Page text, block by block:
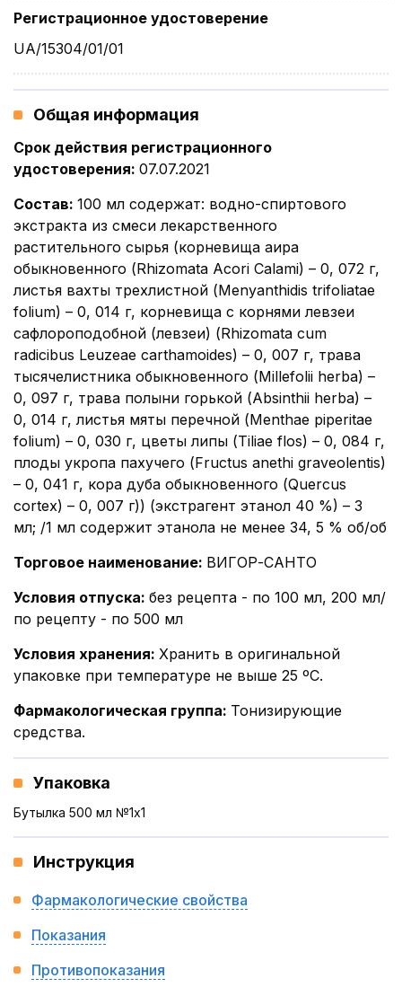
Регистрационное удостоверение
UA/15304/01/01
Общая информация
Срок действия регистрационного
удостоверения: 07.07.2021
Состав: 100 мл содержат: водно-спиртового
экстракта из смеси лекарственного
растительного сырья (корневища аира
обыкновенного (Rhizomata Acori Calami) – 0, 072 г,
листья вахты трехлистной (Menyanthidis trifoliatae
folium) – 0, 014 г, корневища с корнями левзеи
сафлороподобной (левзеи) (Rhizomata cum
radicibus Leuzeae carthamoides) – 0, 007 г, трава
тысячелистника обыкновенного (Millefolii herba) –
0, 097 г, трава полыни горькой (Absinthii herba) –
0, 014 г, листья мяты перечной (Menthae piperitae
folium) – 0, 030 г, цветы липы (Tiliae flos) – 0, 084 г,
плоды укропа пахучего (Fructus anethi graveolentis)
– 0, 041 г, кора дуба обыкновенного (Quercus
cortex) – 0, 007 г)) (экстрагент этанол 40 %) – 3
мл; /1 мл содержит этанола не менее 34, 5 % об/об
Торговое наименование: ВИГОР-САНТО
Условия отпуска: без рецепта - по 100 мл, 200 мл/
по рецепту - по 500 мл
Условия хранения: Хранить в оригинальной
упаковке при температуре не выше 25 ºС.
Фармакологическая группа: Тонизирующие
средства.
Упаковка
Бутылка 500 мл №1x1
Инструкция
Фармакологические свойства
Показания
Противопоказания